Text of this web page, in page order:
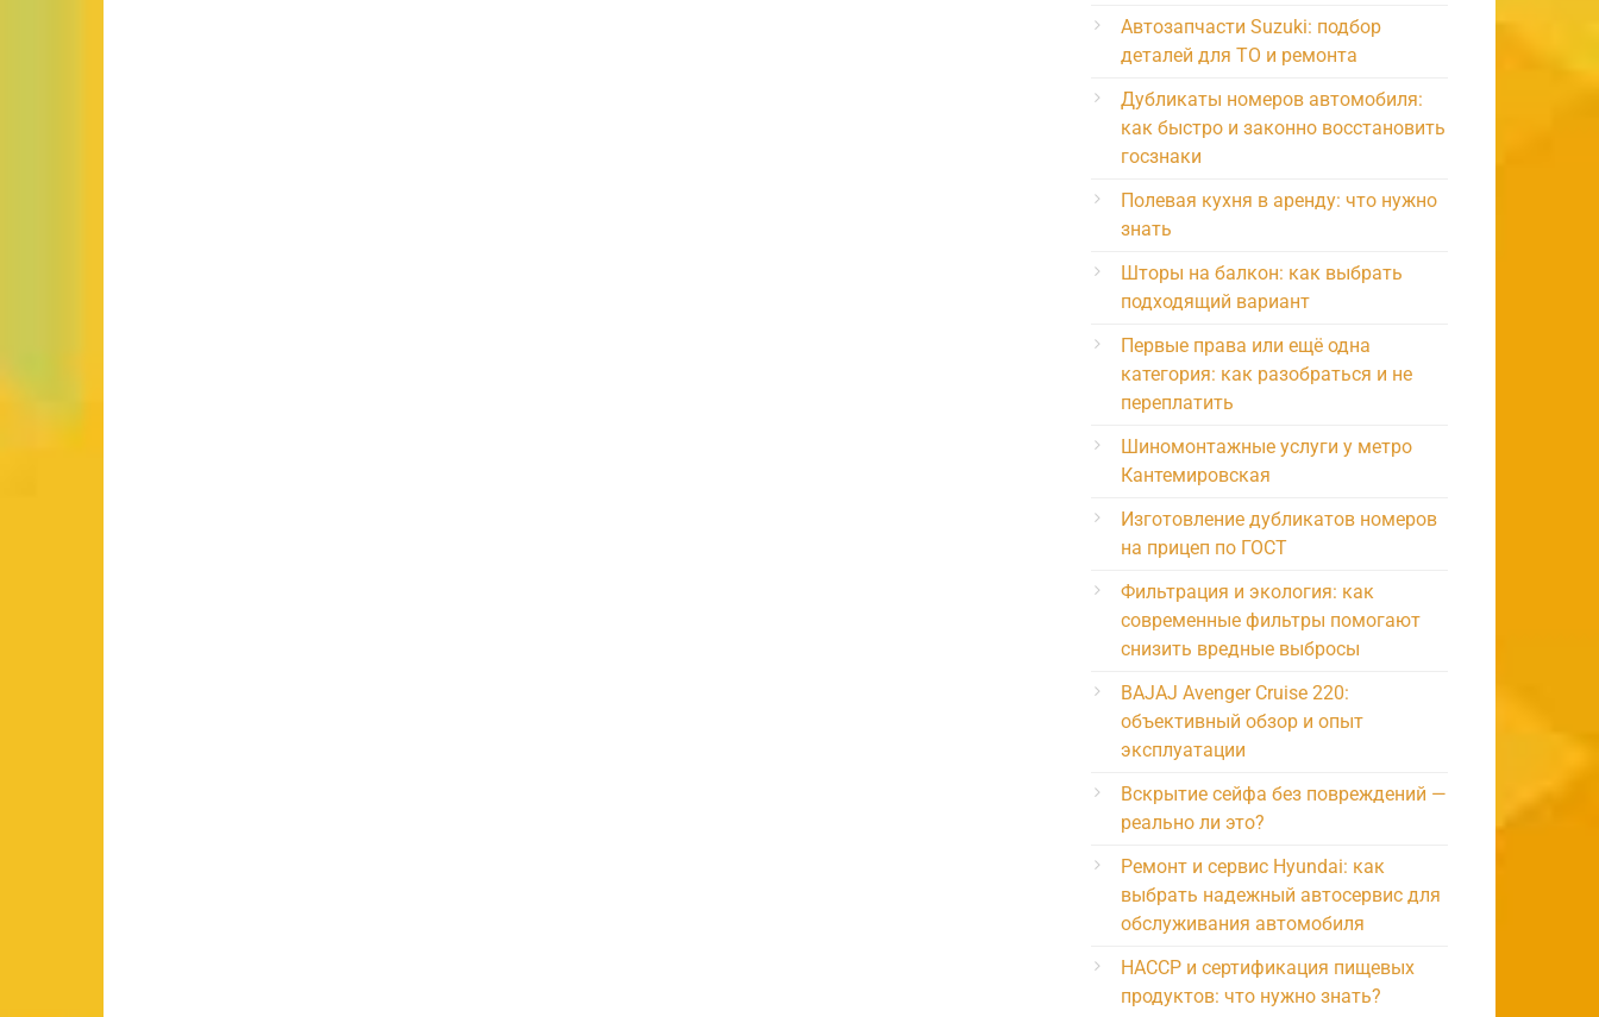
Автозапчасти Suzuki: подбор
деталей для ТО и ремонта
Дубликаты номеров автомобиля:
как быстро и законно восстановить
госзнаки
Полевая кухня в аренду: что нужно
знать
Шторы на балкон: как выбрать
подходящий вариант
Первые права или ещё одна
категория: как разобраться и не
переплатить
Шиномонтажные услуги у метро
Кантемировская
Изготовление дубликатов номеров
на прицеп по ГОСТ
Фильтрация и экология: как
современные фильтры помогают
снизить вредные выбросы
BAJAJ Avenger Cruise 220:
объективный обзор и опыт
эксплуатации
Вскрытие сейфа без повреждений —
реально ли это?
Ремонт и сервис Hyundai: как
выбрать надежный автосервис для
обслуживания автомобиля
HACCP и сертификация пищевых
продуктов: что нужно знать?